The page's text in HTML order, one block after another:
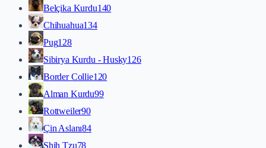
Belçika Kurdu140
Chihuahua134
Pug128
Sibirya Kurdu - Husky126
Border Collie120
Alman Kurdu99
Rottweiler90
Çin Aslanı84
Shih Tzu78